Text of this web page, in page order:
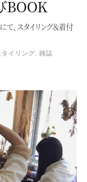
BOOK
、スタイリング＆着付
タイリング,雑誌